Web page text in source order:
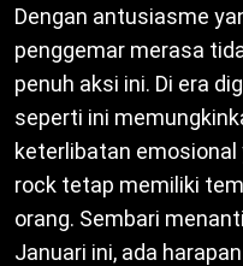
Dengan antusiasme
penggemar merasa
penuh aksi ini. Di era
seperti ini
keterlibatan emosional
rock tetap memiliki
orang. Sembari
Januari ini, ada